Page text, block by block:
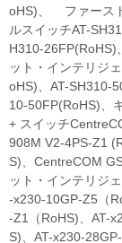
oHS)、 ファース
ルスイッチAT-
H310-26FP(RoHS)
ット・インテリジ
oHS)、AT-SH310-
10-50FP(RoHS)、
+ スイッチ
908M V2-4PS-Z1
S)、CentreCOM
ット・インテリジ
-x230-10GP-Z5（
-Z1（RoHS)、AT-
S)、AT-x230-